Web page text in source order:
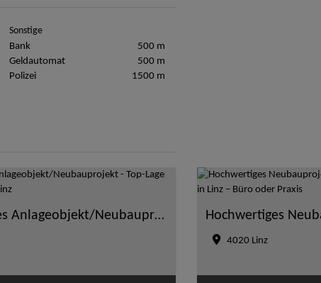
Sonstige
Bank
500 m
Geldautomat
500 m
Polizei
1500 m
Hochwertiges Anlageobjekt/Neubauprojekt - Top-Lage am Froschberg in Linz
4020 Linz